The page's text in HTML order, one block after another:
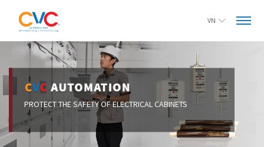
VN